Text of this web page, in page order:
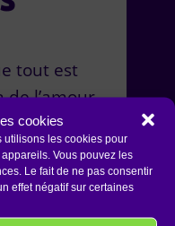
cookies
utilisons les cookies pour
Vous pouvez les
Le fait de ne pas consentir
effet négatif sur certaines
tout est
l’amour,
tout guérir.
l’expliquer
MERCI à
savoir,